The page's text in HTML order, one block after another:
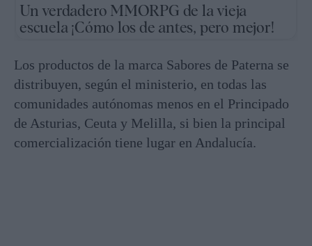
Un verdadero MMORPG de la vieja
escuela ¡Cómo los de antes, pero mejor!
Los productos de la marca Sabores de Paterna se
distribuyen, según el ministerio, en todas las
comunidades autónomas menos en el Principado
de Asturias, Ceuta y Melilla, si bien la principal
comercialización tiene lugar en Andalucía.